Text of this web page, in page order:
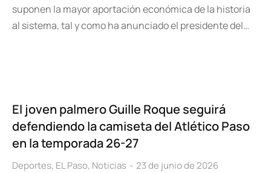
suponen la mayor aportación económica de la historia
al sistema, tal y como ha anunciado el presidente del…
El joven palmero Guille Roque seguirá
defendiendo la camiseta del Atlético Paso
en la temporada 26-27
Deportes, EL Paso, Noticias 23 de junio de 2026